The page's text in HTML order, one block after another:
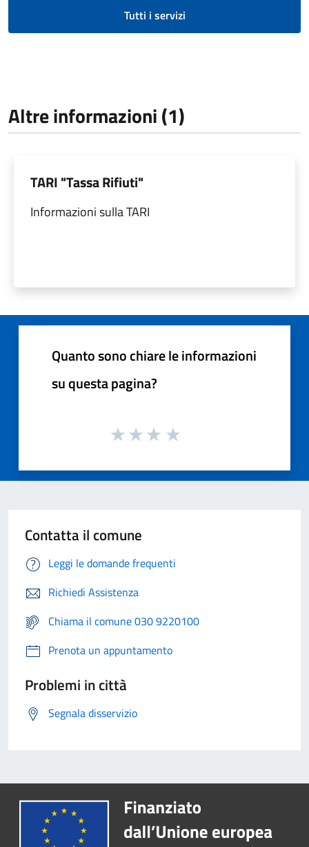
Tutti i servizi
Altre informazioni (1)
TARI "Tassa Rifiuti"
Informazioni sulla TARI
Quanto sono chiare le informazioni
su questa pagina?
Contatta il comune
Leggi le domande frequenti
Richiedi Assistenza
Chiama il comune 030 9220100
Prenota un appuntamento
Problemi in città
Segnala disservizio